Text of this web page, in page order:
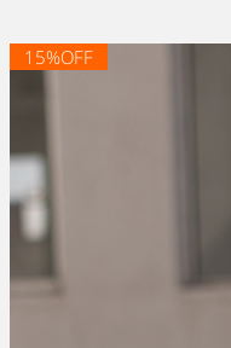
15%OFF